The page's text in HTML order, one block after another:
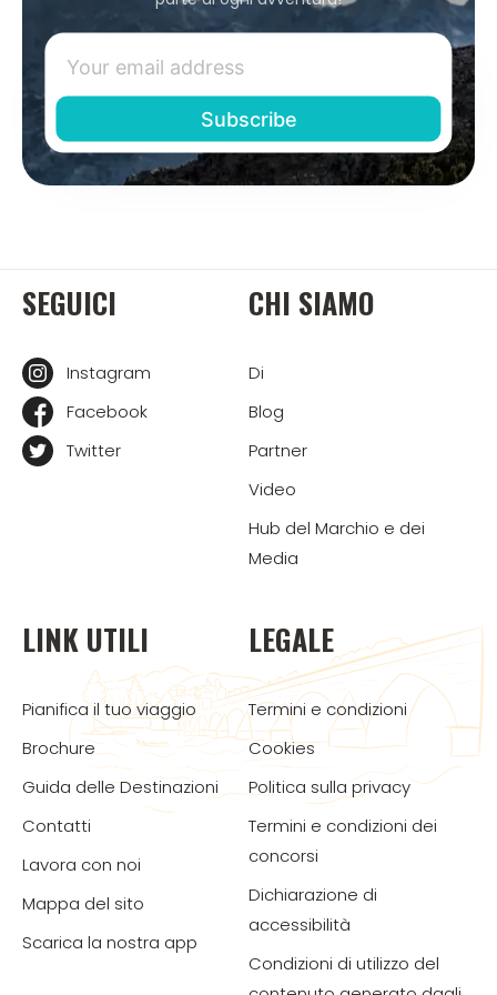
SEGUICI
Instagram
Facebook
Twitter
CHI SIAMO
Di
Blog
Partner
Video
Hub del Marchio e dei
Media
LINK UTILI
Pianifica il tuo viaggio
Brochure
Guida delle Destinazioni
Contatti
Lavora con noi
Mappa del sito
Scarica la nostra app
LEGALE
Termini e condizioni
Cookies
Politica sulla privacy
Termini e condizioni dei
concorsi
Dichiarazione di
accessibilità
Condizioni di utilizzo del